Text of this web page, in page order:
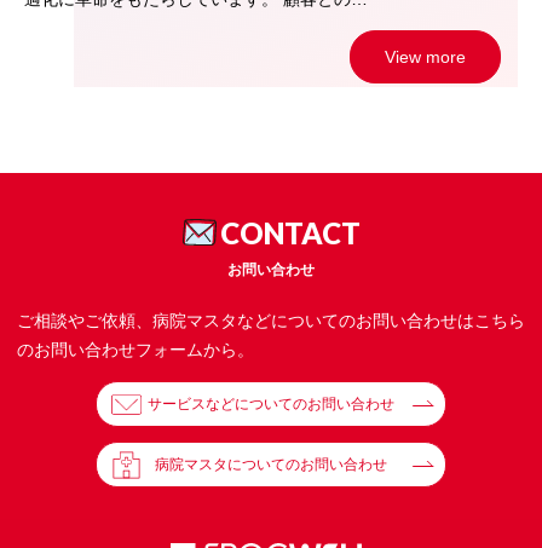
View more
CONTACT
お問い合わせ
ご相談やご依頼、病院マスタなどについてのお問い合わせはこちら
のお問い合わせフォームから。
サービスなどについてのお問い合わせ
病院マスタについてのお問い合わせ